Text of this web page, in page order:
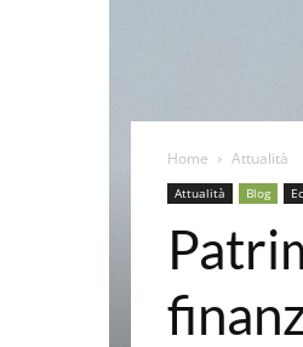
Home Attualità
Attualità Blog